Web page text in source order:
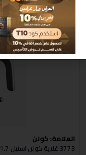
منتجات مشابهة
العلامة:كولن
3773 غلاية كولن استيل 1.7 لتر ازرق 2200 وات موديل 800102042